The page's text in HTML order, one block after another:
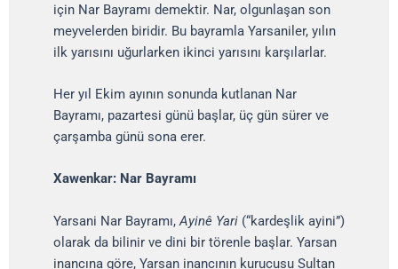
için Nar Bayramı demektir. Nar, olgunlaşan son
meyvelerden biridir. Bu bayramla Yarsaniler, yılın
ilk yarısını uğurlarken ikinci yarısını karşılarlar.
Her yıl Ekim ayının sonunda kutlanan Nar
Bayramı, pazartesi günü başlar, üç gün sürer ve
çarşamba günü sona erer.
Xawenkar: Nar Bayramı
Yarsani Nar Bayramı,Ayinê Yari (“kardeşlik ayini”)
olarak da bilinir ve dini bir törenle başlar. Yarsan
inancına göre, Yarsan inancının kurucusu Sultan